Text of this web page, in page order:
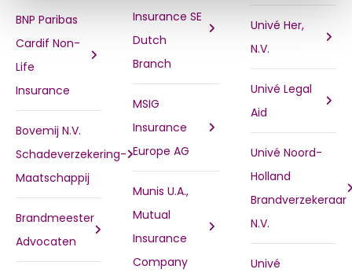
BNP Paribas
Cardif Non-
Life
Insurance
Bovemij N.V.
Schadeverzekering-
Maatschappij
Brandmeester
Advocaten
Insurance SE
Dutch
Branch
MSIG
Insurance
Europe AG
Munis U.A.,
Mutual
Insurance
Company
Univé Her,
N.V.
Univé Legal
Aid
Univé Noord-
Holland
Brandverzekeraar
N.V.
Univé